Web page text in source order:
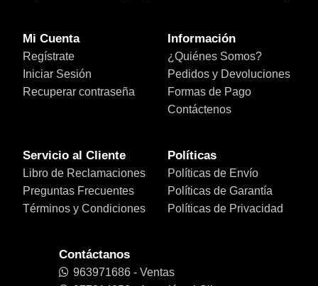
Mi Cuenta
Regístrate
Iniciar Sesión
Recuperar contraseña
Información
¿Quiénes Somos?
Pedidos y Devoluciones
Formas de Pago
Contáctenos
Servicio al Cliente
Libro de Reclamaciones
Preguntas Frecuentes
Términos y Condiciones
Políticas
Políticas de Envío
Políticas de Garantía
Políticas de Privacidad
Contáctanos
963971686 - Ventas